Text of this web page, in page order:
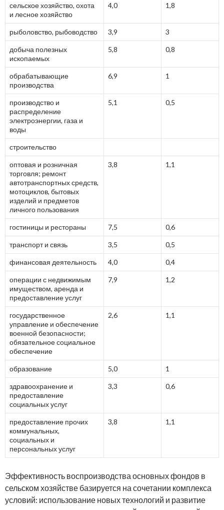
сельское хозяйство, охота
и лесное хозяйство
4,0 1,8
рыболовство, рыбоводство 3,9 3
добыча полезных
ископаемых
5,8 0,8
обрабатывающие
производства
6,9 1
производство и
распределение
электроэнергии, газа и
воды
5,1 0,5
строительство
оптовая и розничная
торговля; ремонт
автотранспортных средств,
мотоциклов, бытовых
изделий и предметов
личного пользования
3,8 1,1
гостиницы и рестораны 7,5 0,6
транспорт и связь 3,5 0,5
финансовая деятельность 4,0 0,4
операции с недвижимым
имуществом, аренда и
предоставление услуг
7,9 1,2
государственное
управление и обеспечение
военной безопасности;
обязательное социальное
обеспечение
2,6 1,1
образование 5,0 1
здравоохранение и
предоставление
социальных услуг
3,3 0,6
предоставление прочих
коммунальных,
социальных и
персональных услуг
3,8 1,1
Эффективность воспроизводства основных фондов в
сельском хозяйстве базируется на сочетании комплекса
условий: использование новых технологий и развитие